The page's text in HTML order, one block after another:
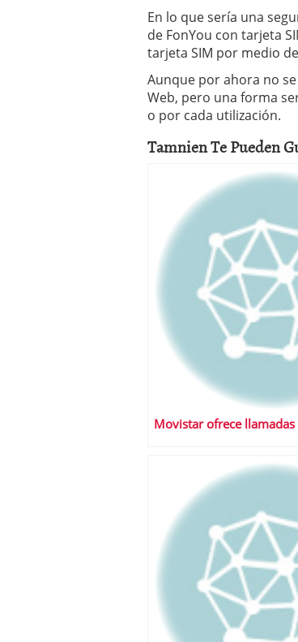
En lo que sería una
de FonYou con tarjeta
tarjeta SIM por medio
Aunque por ahora no
Web, pero una forma
o por cada utilización.
Tamnien Te Pueden
Movistar ofrece llamadas